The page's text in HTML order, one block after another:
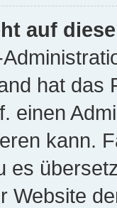
auf
hat das
einen
kann.
es
Website